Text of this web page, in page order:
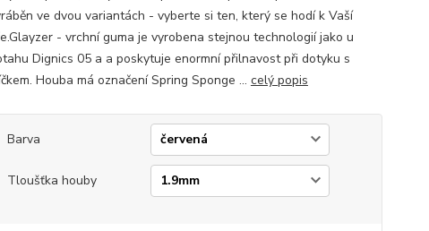
ve dvou variantách - vyberte si ten, který se hodí k Vaší
- vrchní guma je vyrobena stejnou technologií jako u
Dignics 05 a a poskytuje enormní přilnavost při dotyku s
Houba má označení Spring Sponge ... celý popis
Barva
Tloušťka houby